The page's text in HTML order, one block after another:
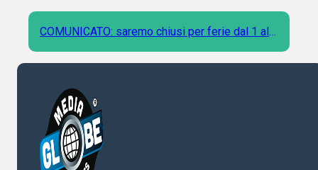
COMUNICATO: saremo chiusi per ferie dal 1 al 9
Agosto